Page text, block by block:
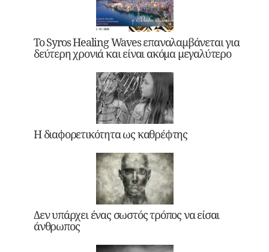
Το Syros Healing Waves επαναλαμβάνεται για
δεύτερη χρονιά και είναι ακόμα μεγαλύτερο
Η διαφορετικότητα ως καθρέφτης
Δεν υπάρχει ένας σωστός τρόπος να είσαι
άνθρωπος